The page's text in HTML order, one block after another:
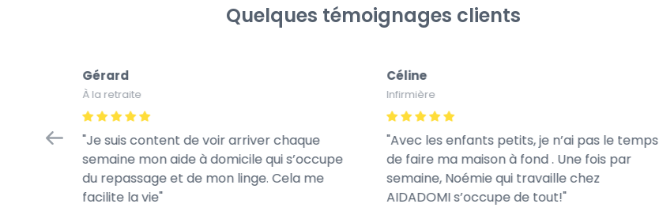
Quelques témoignages clients
Gérard
À la retraite
Je suis content de voir arriver chaque
semaine mon aide à domicile qui s’occupe
du repassage et de mon linge. Cela me
facilite la vie
Céline
Infirmière
Avec les enfants petits, je n’ai pas le temps
de faire ma maison à fond . Une fois par
semaine, Noémie qui travaille chez
AIDADOMI s’occupe de tout!